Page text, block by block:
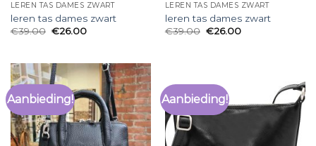
LEREN TAS DAMES ZWART
leren tas dames zwart
€39.00 €26.00
LEREN TAS DAMES ZWART
leren tas dames zwart
€39.00 €26.00
Aanbieding! Aanbieding!